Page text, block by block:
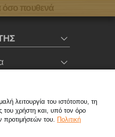
όσο πουθενά
σταθερό, χωρίς χρέωση),
λειτουργία του ιστότοπου, τη
του χρήστη και, υπό τον όρο
προτιμήσεών του. Πολιτική